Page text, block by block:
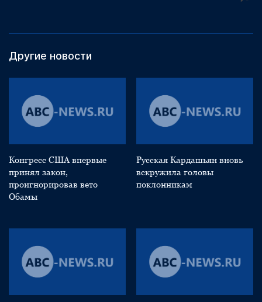
Другие новости
Конгресс США впервые
принял закон,
проигнорировав вето
Обамы
Русская Кардашьян вновь
вскружила головы
поклонникам